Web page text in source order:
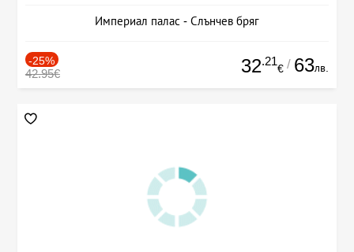
Империал палас - Слънчев бряг
-25%
42.95€ 32.21
€ / 63лв.